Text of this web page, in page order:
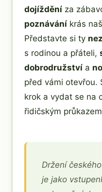
dojíždění za
poznávání krás
Představte si ty
s rodinou a přáteli,
dobrodružství a
před vámi otevřou.
krok a vydat se na
řidičským
Držení
je jako